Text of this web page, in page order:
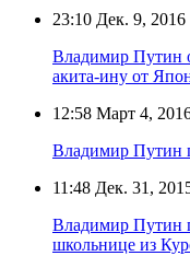
23:10 Дек. 9, 2016
Владимир Путин
акита-ину от
12:58 Март 4,
Владимир Путин
11:48 Дек. 31,
Владимир Путин
школьнице из